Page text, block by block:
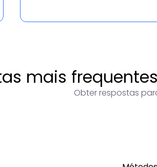
mais
Obter respostas